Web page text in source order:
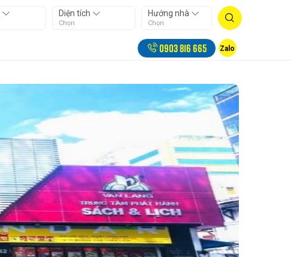
Diện tích
Chọn
Hướng nhà
Chọn
0903 816 665 Zalo